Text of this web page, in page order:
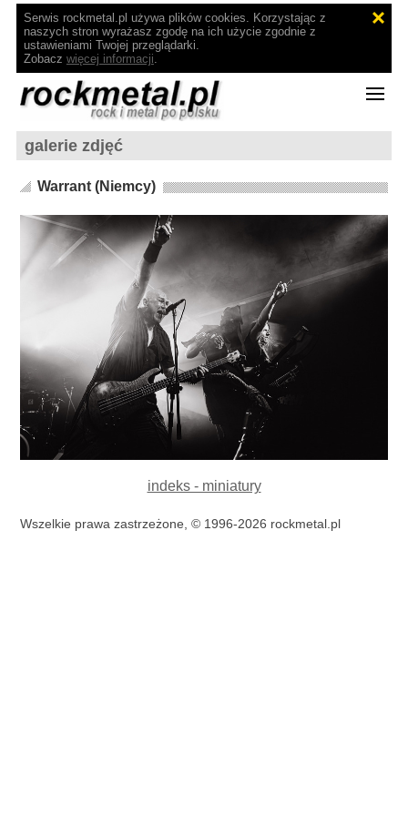
Serwis rockmetal.pl używa plików cookies. Korzystając z
naszych stron wyrażasz zgodę na ich użycie zgodnie z
ustawieniami Twojej przeglądarki.
Zobacz więcej informacji.
galerie zdjęć
Warrant (Niemcy)
indeks - miniatury
Wszelkie prawa zastrzeżone, © 1996-2026 rockmetal.pl